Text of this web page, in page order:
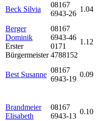
Beck Silvia
08167
6943-26
1.04
Berger
Dominik
Erster
Bürgermeister
08167
6943-46
0171
4788152
1.12
Best Susanne
08167
6943-19
0.09
Brandmeier
Elisabeth
08167
6943-13
0.10